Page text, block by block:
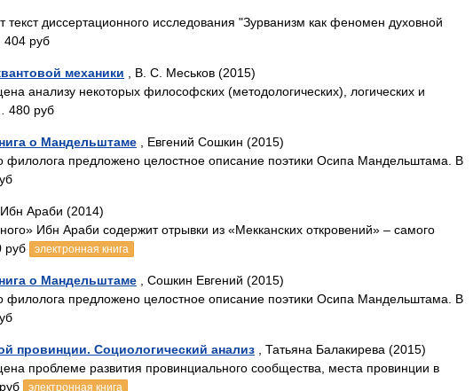
текст диссертационного исследования "Зурванизм как феномен духовной
404 руб
механики , В. С. Меськов (2015)
анализу некоторых философских (методологических), логических и
480 руб
о Мандельштаме , Евгений Сошкин (2015)
филолога предложено целостное описание поэтики Осипа Мандельштама. В
Ибн Араби (2014)
Ибн Араби содержит отрывки из «Мекканских откровений» – самого
руб
электронная книга
о Мандельштаме , Сошкин Евгений (2015)
филолога предложено целостное описание поэтики Осипа Мандельштама. В
провинции. Социологический анализ , Татьяна Балакирева (2015)
проблеме развития провинциального сообщества, места провинции в
электронная книга